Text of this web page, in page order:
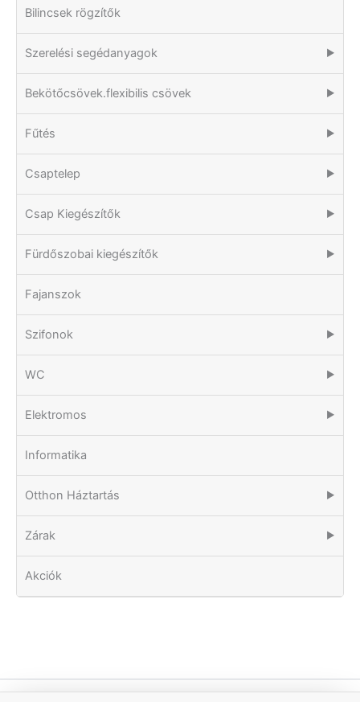
Bilincsek rögzítők
Szerelési segédanyagok ▶
Bekötőcsövek.flexibilis csövek ▶
Fűtés ▶
Csaptelep ▶
Csap Kiegészítők ▶
Fürdőszobai kiegészítők ▶
Fajanszok
Szifonok ▶
WC ▶
Elektromos ▶
Informatika
Otthon Háztartás ▶
Zárak ▶
Akciók